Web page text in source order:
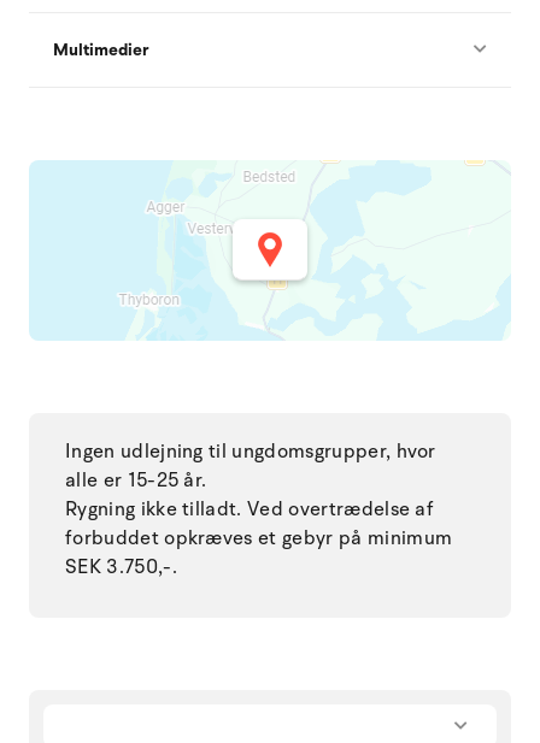
Multimedier
Ingen udlejning til ungdomsgrupper, hvor
alle er 15-25 år.
Rygning ikke tilladt. Ved overtrædelse af
forbuddet opkræves et gebyr på minimum
SEK 3.750,-.